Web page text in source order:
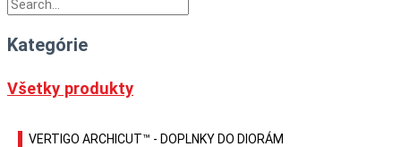
Kategórie
Všetky produkty
VERTIGO ARCHICUT™ - DOPLNKY DO DIORÁM